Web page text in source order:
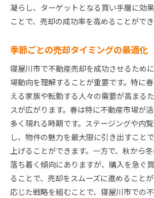
凝らし、ターゲットとなる買い手層に効
ことで、売却の成功率を高めることができ
季節ごとの売却タイミングの最適化
寝屋川市で不動産売却を成功させるため
場動向を理解することが重要です。特に
える家族や転勤する人々の需要が高まる
スが広がります。春は特に不動産市場が
多く現れる時期です。ステージングや内
し、物件の魅力を最大限に引き出すこと
上げることができます。一方で、秋から
落ち着く傾向にありますが、購入を急ぐ
ることで、売却をスムーズに進めること
応じた戦略を組むことで、寝屋川市での